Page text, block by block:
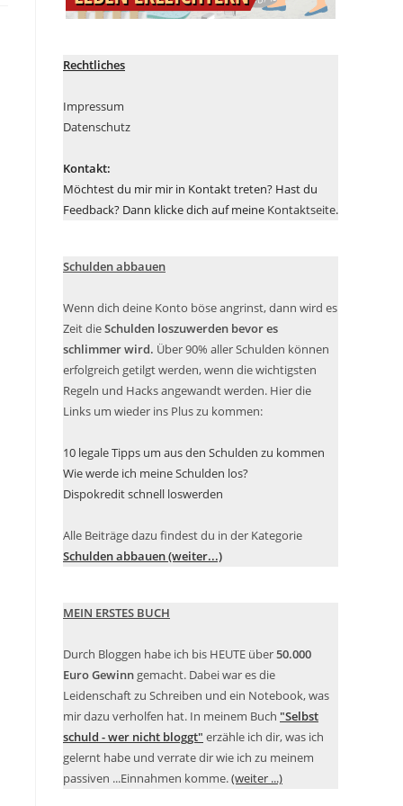
Rechtliches
Impressum
Datenschutz
Kontakt:
Möchtest du mir mir in Kontakt treten? Hast du
Feedback? Dann klicke dich auf meine Kontaktseite.
Schulden abbauen
Wenn dich deine Konto böse angrinst, dann wird es
Zeit dieSchulden loszuwerden bevor es
schlimmer wird. Über 90% aller Schulden können
erfolgreich getilgt werden, wenn die wichtigsten
Regeln und Hacks angewandt werden. Hier die
Links um wieder ins Plus zu kommen:
10 legale Tipps um aus den Schulden zu kommen
Wie werde ich meine Schulden los?
Dispokredit schnell loswerden
Alle Beiträge dazu findest du in der Kategorie
Schulden abbauen (weiter...)
MEIN ERSTES BUCH
Durch Bloggen habe ich bis HEUTE über50.000
Euro Gewinn gemacht. Dabei war es die
Leidenschaft zu Schreiben und ein Notebook, was
mir dazu verholfen hat. In meinem Buch "Selbst
schuld - wer nicht bloggt" erzähle ich dir, was ich
gelernt habe und verrate dir wie ich zu meinem
passiven ...Einnahmen komme.(weiter ...)